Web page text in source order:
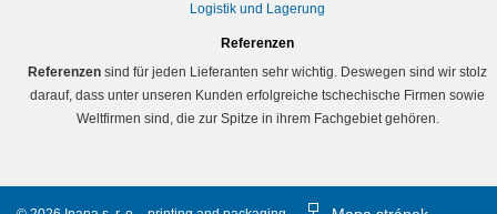
Logistik und Lagerung
Referenzen
Referenzen sind für jeden Lieferanten sehr wichtig. Deswegen sind wir stolz
darauf, dass unter unseren Kunden erfolgreiche tschechische Firmen sowie
Weltfirmen sind, die zur Spitze in ihrem Fachgebiet gehören.